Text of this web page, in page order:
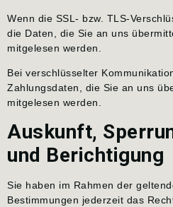
Wenn die SSL- bzw. TLS-
die Daten, die Sie an uns
mitgelesen werden.
Bei verschlüsselter
Zahlungsdaten, die Sie an uns
mitgelesen werden.
Auskunft,
und Berichtigung
Sie haben im Rahmen der
Bestimmungen jederzeit das